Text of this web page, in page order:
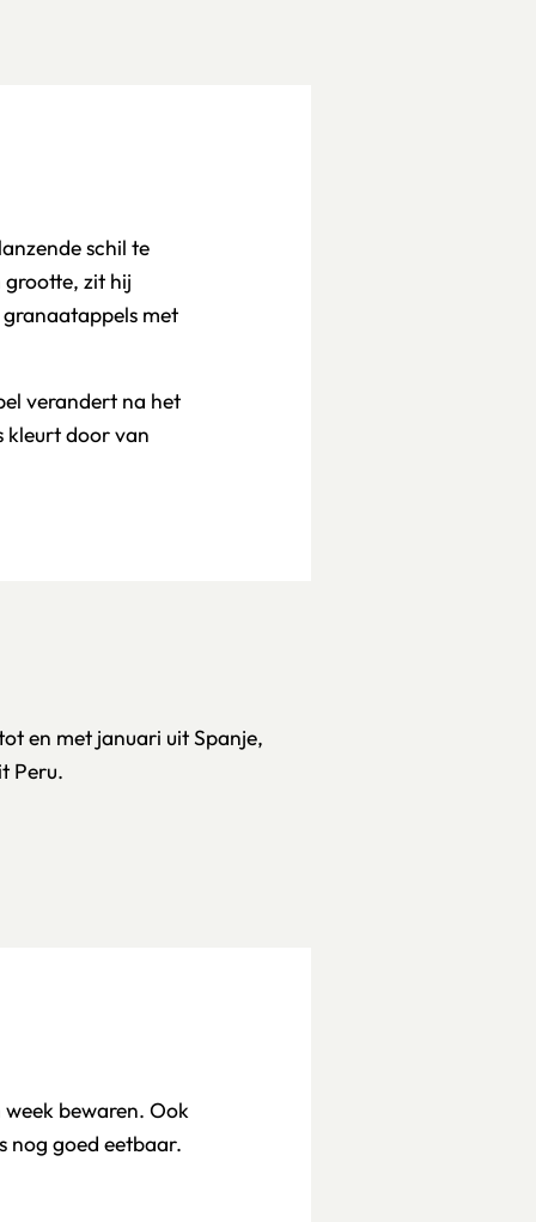
schil te
zit hij
met
verandert na het
kleurt door van
en met januari uit Spanje,
Peru.
bewaren. Ook
nog goed eetbaar.